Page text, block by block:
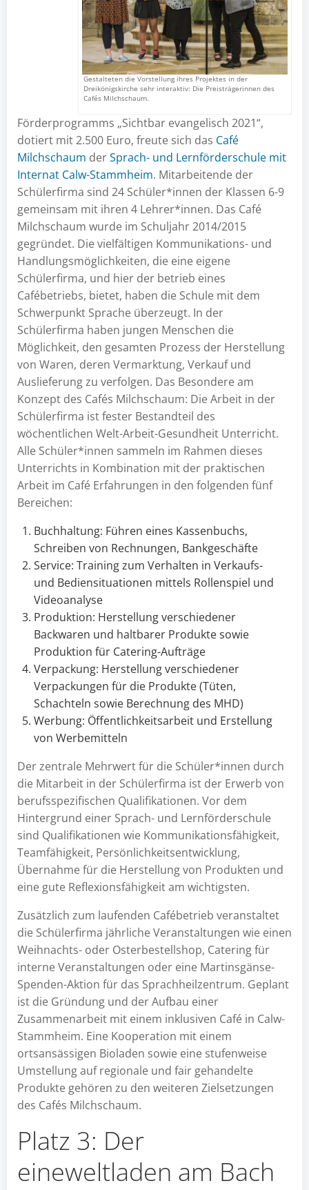
Gestalteten die Vorstellung ihres Projektes in der
Dreikönigskirche sehr interaktiv: Die Preisträgerinnen des
Cafés Milchschaum.
Förderprogramms „Sichtbar evangelisch 2021“,
dotiert mit 2.500 Euro, freute sich das Café
Milchschaum derSprach- und Lernförderschule mit
Internat Calw-Stammheim. Mitarbeitende der
Schülerfirma sind 24 Schüler*innen der Klassen 6-9
gemeinsam mit ihren 4 Lehrer*innen. Das Café
Milchschaum wurde im Schuljahr 2014/2015
gegründet. Die vielfältigen Kommunikations- und
Handlungsmöglichkeiten, die eine eigene
Schülerfirma, und hier der betrieb eines
Cafébetriebs, bietet, haben die Schule mit dem
Schwerpunkt Sprache überzeugt. In der
Schülerfirma haben jungen Menschen die
Möglichkeit, den gesamten Prozess der Herstellung
von Waren, deren Vermarktung, Verkauf und
Auslieferung zu verfolgen. Das Besondere am
Konzept des Cafés Milchschaum: Die Arbeit in der
Schülerfirma ist fester Bestandteil des
wöchentlichen Welt-Arbeit-Gesundheit Unterricht.
Alle Schüler*innen sammeln im Rahmen dieses
Unterrichts in Kombination mit der praktischen
Arbeit im Café Erfahrungen in den folgenden fünf
Bereichen:
Buchhaltung: Führen eines Kassenbuchs,
Schreiben von Rechnungen, Bankgeschäfte
Service: Training zum Verhalten in Verkaufs-
und Bediensituationen mittels Rollenspiel und
Videoanalyse
Produktion: Herstellung verschiedener
Backwaren und haltbarer Produkte sowie
Produktion für Catering-Aufträge
Verpackung: Herstellung verschiedener
Verpackungen für die Produkte (Tüten,
Schachteln sowie Berechnung des MHD)
Werbung: Öffentlichkeitsarbeit und Erstellung
von Werbemitteln
Der zentrale Mehrwert für die Schüler*innen durch
die Mitarbeit in der Schülerfirma ist der Erwerb von
berufsspezifischen Qualifikationen. Vor dem
Hintergrund einer Sprach- und Lernförderschule
sind Qualifikationen wie Kommunikationsfähigkeit,
Teamfähigkeit, Persönlichkeitsentwicklung,
Übernahme für die Herstellung von Produkten und
eine gute Reflexionsfähigkeit am wichtigsten.
Zusätzlich zum laufenden Cafébetrieb veranstaltet
die Schülerfirma jährliche Veranstaltungen wie einen
Weihnachts- oder Osterbestellshop, Catering für
interne Veranstaltungen oder eine Martinsgänse-
Spenden-Aktion für das Sprachheilzentrum. Geplant
ist die Gründung und der Aufbau einer
Zusammenarbeit mit einem inklusiven Café in Calw-
Stammheim. Eine Kooperation mit einem
ortsansässigen Bioladen sowie eine stufenweise
Umstellung auf regionale und fair gehandelte
Produkte gehören zu den weiteren Zielsetzungen
des Cafés Milchschaum.
Platz 3: Der
eineweltladen am Bach